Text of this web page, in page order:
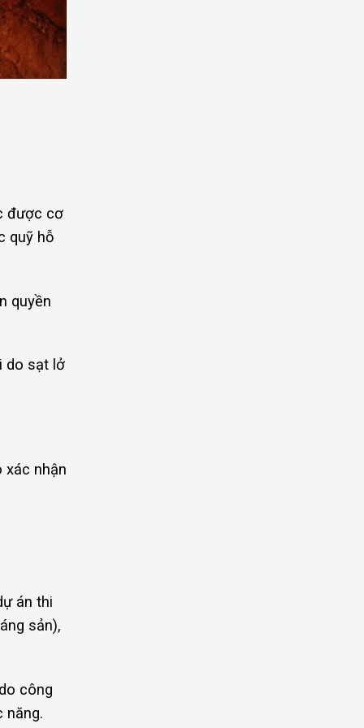
được cơ
quỹ hỗ
quyền
do sạt lở
xác nhận
án thi
sản),
công
năng.